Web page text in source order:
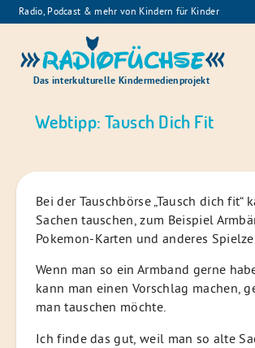
Skip
to
Radio, Podcast & mehr von Kindern für Kinder
Radiofüchse
Das interkulturelle Kindermedienprojekt
Webtipp: Tausch Dich Fit
Bei der Tauschbörse „Tausch dich fit“
Sachen tauschen, zum Beispiel
Pokemon-Karten und anderes
Wenn man so ein Armband gerne
kann man einen Vorschlag machen,
man tauschen möchte.
Ich finde das gut, weil man so alte